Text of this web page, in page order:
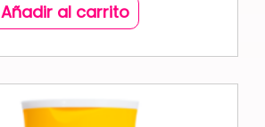
Añadir al carrito